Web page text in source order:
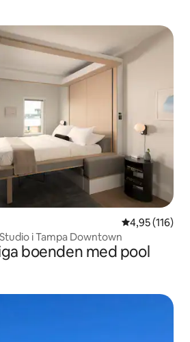
4,95 av 5 i
4,95 (116)
i Tampa Downtown
boenden med pool